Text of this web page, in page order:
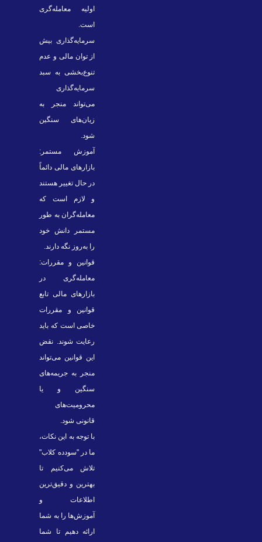
اولیه معامله‌گری
است.
سرمایه‌گذاری بیش
از توان مالی و عدم
تنوع‌بخشی به سبد
سرمایه‌گذاری
می‌تواند منجر به
زیان‌های سنگین
شود.
آموزش مستمر:
بازارهای مالی دائماً
در حال تغییر هستند
و لازم است که
معامله‌گران به طور
مستمر دانش خود
را به‌روز نگه دارند.
قوانین و مقررات:
معامله‌گری در
بازارهای مالی تابع
قوانین و مقررات
خاصی است که باید
رعایت شوند. نقض
این قوانین می‌تواند
منجر به جریمه‌های
سنگین و یا
محرومیت‌های
قانونی شود.
با توجه به این نکات،
ما در "سودده کلاب"
تلاش می‌کنیم تا
بهترین و دقیق‌ترین
اطلاعات و
آموزش‌ها را به شما
ارائه دهیم تا شما